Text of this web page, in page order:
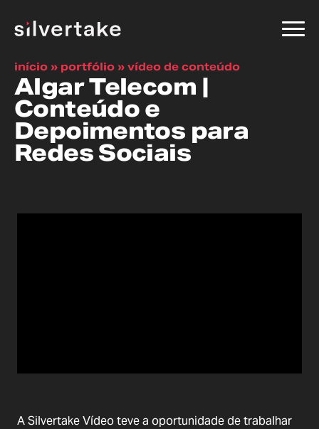
início » portfólio » vídeo de conteúdo
Algar Telecom |
Conteúdo e
Depoimentos para
Redes Sociais
A Silvertake Vídeo teve a oportunidade de trabalhar